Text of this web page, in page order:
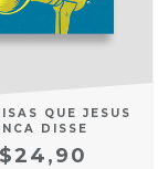
QUE JESUS
DISSE